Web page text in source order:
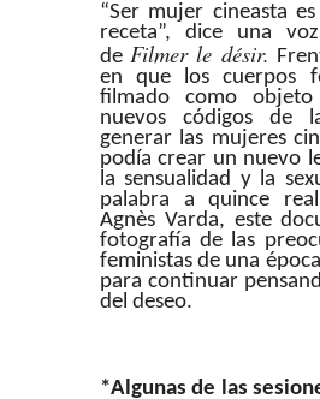
“Ser mujer cineasta
receta”, dice una
de Filmer le désir.
en que los cuerpos
filmado como
nuevos códigos de
generar las mujeres
podía crear un nuevo
la sensualidad y la
palabra a quince
Agnès Varda, este
fotografía de las
feministas de una
para continuar
del deseo.
*Algunas de las